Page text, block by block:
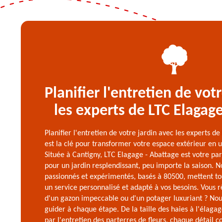
Planifier l'entretien de
les experts de LTC
Planifier l'entretien de votre jardin avec les experts de
est la clé pour transformer votre espace extérieur en
Située à Cantigny, LTC Elagage - Abattage est votre
pour un jardin resplendissant, peu importe la saison.
passionnés et expérimentés, basés à 80500, mettent
un service personnalisé et adapté à vos besoins. Vous
d'un gazon impeccable ou d'un potager luxuriant ?
guider à chaque étape. De la taille des haies à